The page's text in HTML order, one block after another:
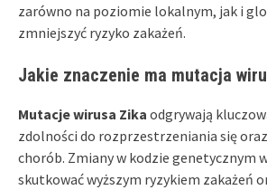
zarówno na poziomie lokalnym, jak i
zmniejszyć ryzyko zakażeń.
Jakie znaczenie ma mutacja
Mutacje wirusa Zika odgrywają
zdolności do rozprzestrzeniania się oraz
chorób. Zmiany w kodzie genetycznym
skutkować wyższym ryzykiem zakażeń